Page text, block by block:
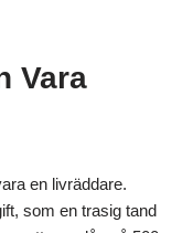
Vara
en livräddare.
som en trasig tand